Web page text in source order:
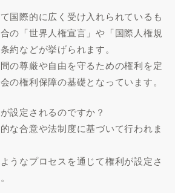
国際的に広く受け入れられているも
の「世界人権宣言」や「国際人権規
約などが挙げられます。
の尊厳や自由を守るための権利を定
の権利保障の基礎となっています。
設定されるのですか？
な合意や法制度に基づいて行われま
うなプロセスを通じて権利が設定さ